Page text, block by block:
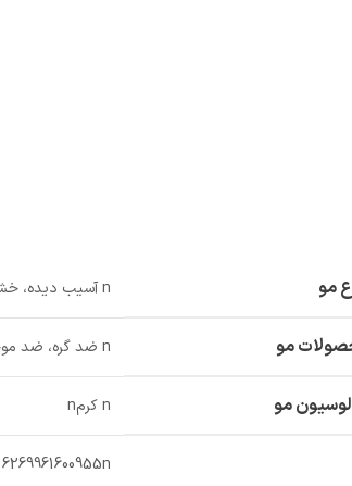
مو n آسیب دیده، خشکn
مو n ضد گره، ضد موخوره، محافظت در برابر حرارت، نرم و مرطوب کنندهn
مو n کرمn
6269961600955n